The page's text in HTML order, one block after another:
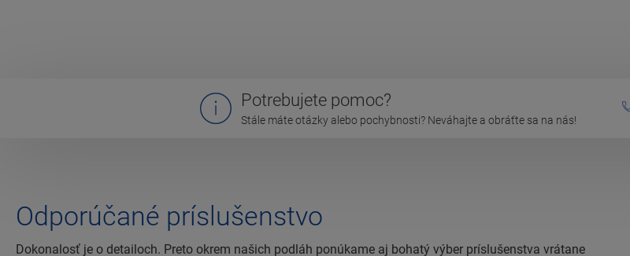
Potrebujete pomoc?
Stále máte otázky alebo pochybnosti? Neváhajte a obráťte sa na nás!
Odporúčané príslušenstvo
Dokonalosť je o detailoch. Preto okrem našich podláh ponúkame aj bohatý výber príslušenstva vrátane